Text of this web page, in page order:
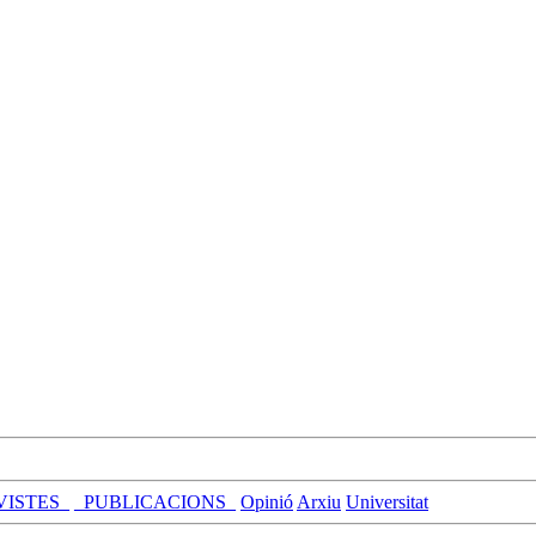
_PUBLICACIONS_ Opinió Arxiu Universitat